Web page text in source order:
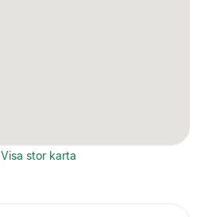
Visa stor karta